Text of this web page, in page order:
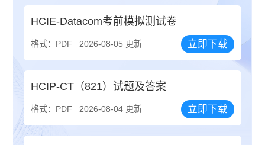
HCIE-Datacom考前模拟测试卷
格式：PDF 2026-08-05 更新 立即下载
HCIP-CT（821）试题及答案
格式：PDF 2026-08-04 更新 立即下载